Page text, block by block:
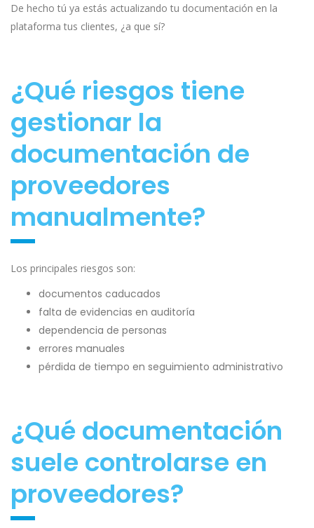
De hecho tú ya estás actualizando tu documentación en la
plataforma tus clientes, ¿a que sí?
¿Qué riesgos tiene
gestionar la
documentación de
proveedores
manualmente?
Los principales riesgos son:
documentos caducados
falta de evidencias en auditoría
dependencia de personas
errores manuales
pérdida de tiempo en seguimiento administrativo
¿Qué documentación
suele controlarse en
proveedores?